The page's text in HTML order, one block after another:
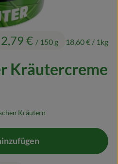
Kräutercreme
Kräutern
2,79 € / 150 g 18,60 € / 1kg
Produkt zum Warenkorb